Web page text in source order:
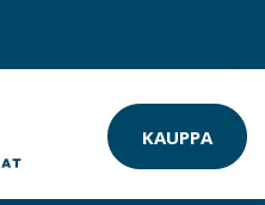
KAUPPA